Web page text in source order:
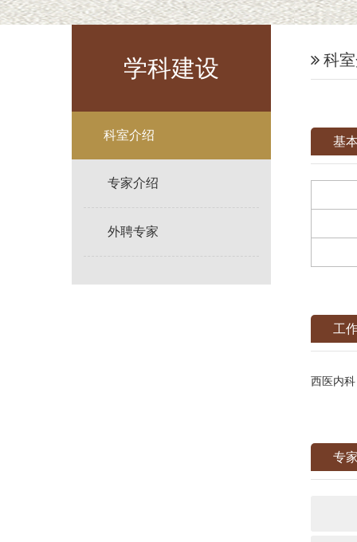
学科建设
科室介绍
专家介绍
外聘专家
科
基
工
西医内
专